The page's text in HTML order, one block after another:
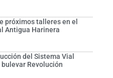
próximos talleres en el
Antigua Harinera
del Sistema Vial
Revolución